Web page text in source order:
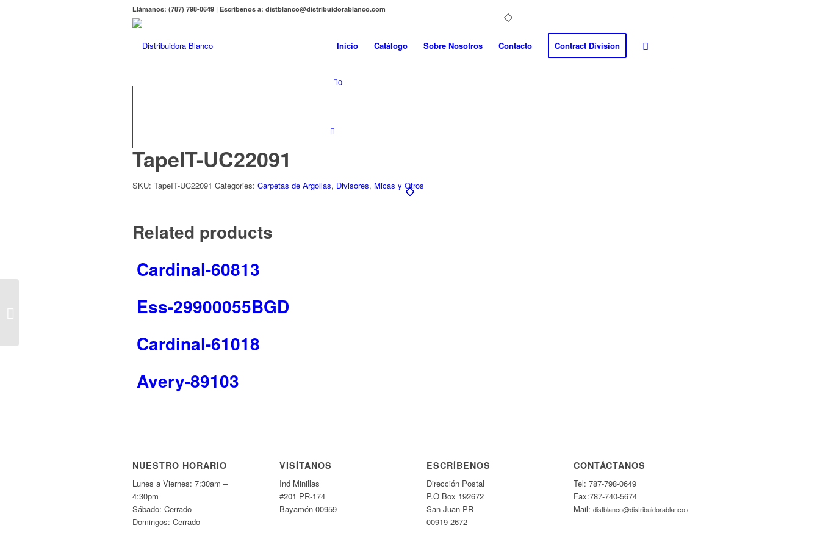
Llámanos: (787) 798-0649 | Escríbenos a: distblanco@distribuidorablanco.com
Inicio Catálogo Sobre Nosotros Contacto Contract Division
0
TapeIT-UC22091
SKU: TapeIT-UC22091 Categories: Carpetas de Argollas, Divisores, Micas y Otros
Related products
Cardinal-60813
Ess-29900055BGD
Cardinal-61018
Avery-89103
NUESTRO HORARIO
Lunes a Viernes: 7:30am –
4:30pm
Sábado: Cerrado
Domingos: Cerrado
VISÍTANOS
Ind Minillas
#201 PR-174
Bayamón 00959
ESCRÍBENOS
Dirección Postal
P.O Box 192672
San Juan PR
00919-2672
CONTÁCTANOS
Tel: 787-798-0649
Fax:787-740-5674
Mail:distblanco@distribuidorablanco.com